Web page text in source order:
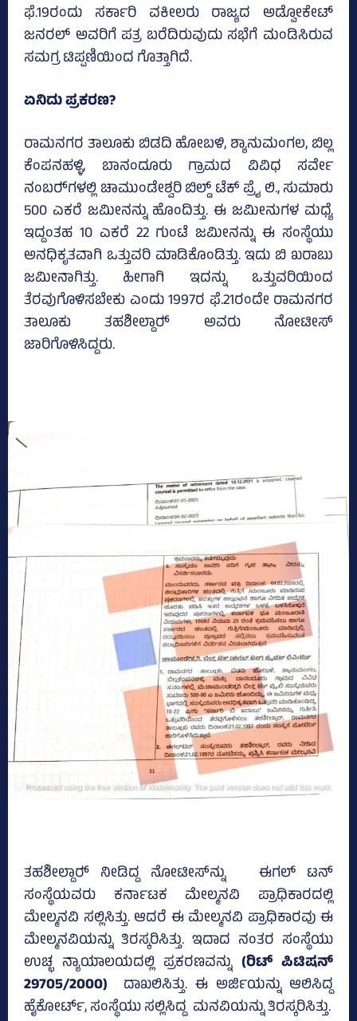
ಫೆ.19ರಂದು ಸರ್ಕಾರಿ ವಕೀಲರು ರಾಜ್ಯದ ಅಡ್ವೋಕೇಟ್
ಜನರಲ್‌ ಅವರಿಗೆ ಪತ್ರ ಬರೆದಿರುವುದು ಸಭೆಗೆ ಮಂಡಿಸಿರುವ
ಸಮಗ್ರ ಟಿಪ್ಪಣಿಯಿಂದ ಗೊತ್ತಾಗಿದೆ.
ಏನಿದು ಪ್ರಕರಣ?
ರಾಮನಗರ ತಾಲೂಕು ಬಿಡದಿ ಹೋಬಳಿ, ಶ್ಯಾನುಮಂಗಲ, ಬಿಲ್ಲ
ಕೆಂಪನಹಳ್ಳಿ, ಬಾನಂದೂರು ಗ್ರಾಮದ ವಿವಿಧ ಸರ್ವೇ
ನಂಬರ್‍‌ಗಳಲ್ಲಿ ಚಾಮುಂಡೇಶ್ವರಿ ಬಿಲ್ಡ್‌ ಟೆಕ್‌ ಪ್ರೈ ಲಿ., ಸುಮಾರು
500 ಎಕರೆ ಜಮೀನನ್ನು ಹೊಂದಿತ್ತು. ಈ ಜಮೀನುಗಳ ಮಧ್ಯೆ
ಇದ್ದಂತಹ 10 ಎಕರೆ 22 ಗುಂಟೆ ಜಮೀನನ್ನು ಈ ಸಂಸ್ಥೆಯು
ಅನಧಿಕೃತವಾಗಿ ಒತ್ತುವರಿ ಮಾಡಿಕೊಂಡಿತ್ತು. ಇದು ಬಿ ಖರಾಬು
ಜಮೀನಾಗಿತ್ತು. ಹೀಗಾಗಿ ಇದನ್ನು ಒತ್ತುವರಿಯಿಂದ
ತೆರವುಗೊಳಿಸಬೇಕು ಎಂದು 1997ರ ಫೆ.21ರಂದೇ ರಾಮನಗರ
ತಾಲೂಕು ತಹಶೀಲ್ದಾರ್‍‌ ಅವರು ನೋಟೀಸ್‌
ಜಾರಿಗೊಳಿಸಿದ್ದರು.
ತಹಶೀಲ್ದಾರ್‍‌ ನೀಡಿದ್ದ ನೋಟೀಸ್‌ನ್ನು ಈಗಲ್ ಟನ್‌
ಸಂಸ್ಥೆಯವರು ಕರ್ನಾಟಕ ಮೇಲ್ಮನವಿ ಪ್ರಾಧಿಕಾರದಲ್ಲಿ
ಮೇಲ್ಮನವಿ ಸಲ್ಲಿಸಿತ್ತು. ಆದರೆ ಈ ಮೇಲ್ಮನವಿ ಪ್ರಾಧಿಕಾರವು ಈ
ಮೇಲ್ಮನವಿಯನ್ನು ತಿರಸ್ಕರಿಸಿತ್ತು. ಇದಾದ ನಂತರ ಸಂಸ್ಥೆಯು
ಉಚ್ಛ ನ್ಯಾಯಾಲಯದಲ್ಲಿ ಪ್ರಕರಣವನ್ನು (ರಿಟ್ ಪಿಟಿಷನ್‌
29705/2000)
ದಾಖಲಿಸಿತ್ತು. ಈ ಅರ್ಜಿಯನ್ನು ಆಲಿಸಿದ್ದ
ಹೈಕೋರ್ಟ್‌, ಸಂಸ್ಥೆಯು ಸಲ್ಲಿಸಿದ್ದ ಮನವಿಯನ್ನು ತಿರಸ್ಕರಿಸಿತ್ತು.